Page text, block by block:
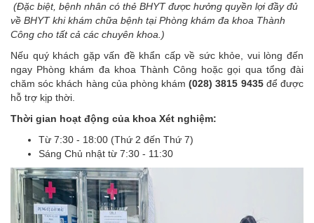
(Đặc biệt, bệnh nhân có thẻ BHYT được hưởng quyền lợi đầy đủ
về BHYT khi khám chữa bệnh tại Phòng khám đa khoa Thành
Công cho tất cả các chuyên khoa.)
Nếu quý khách gặp vấn đề khẩn cấp về sức khỏe, vui lòng đến
ngay Phòng khám đa khoa Thành Công hoặc gọi qua tổng đài
chăm sóc khách hàng của phòng khám (028) 3815 9435 để được
hỗ trợ kịp thời.
Thời gian hoạt động của khoa Xét nghiệm:
Từ 7:30 - 18:00 (Thứ 2 đến Thứ 7)
Sáng Chủ nhật từ 7:30 - 11:30